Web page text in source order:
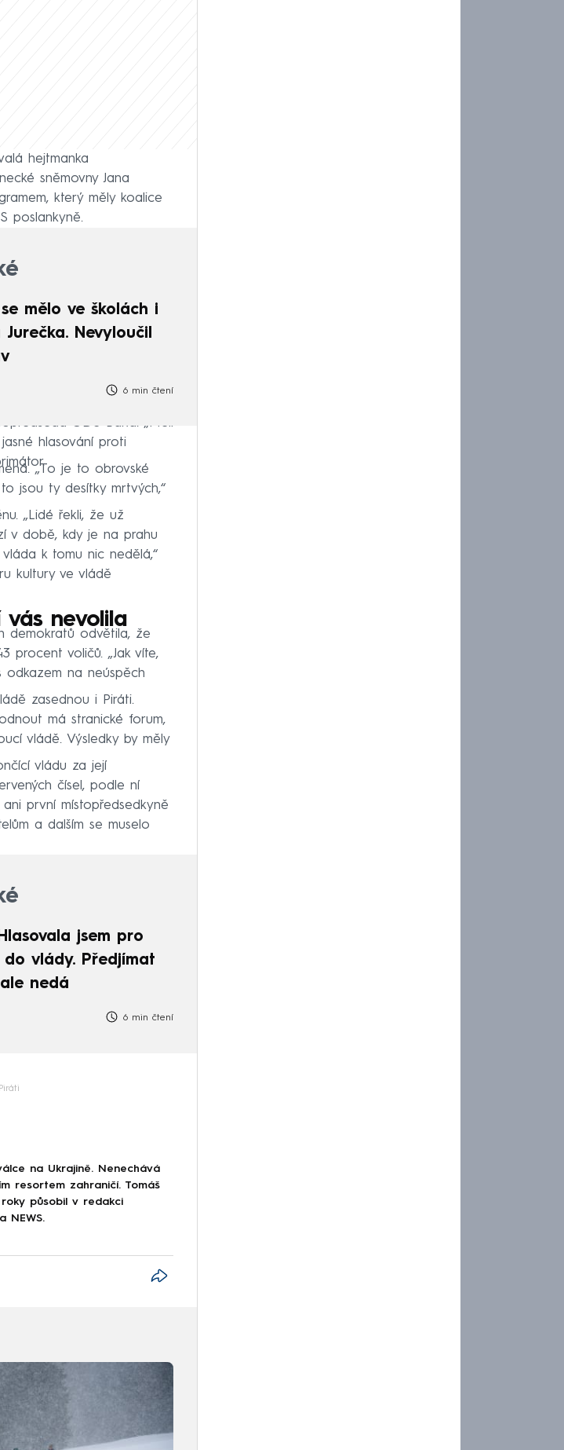
hejtmanka
sněmovny Jana
který měly koalice
poslankyně.
mělo ve školách i
Nevyloučil
6 min čtení
ODS Baxa. „Měli
hlasování proti
„To je to obrovské
jsou ty desítky mrtvých,“
„Lidé řekli, že už
v době, kdy je na prahu
k tomu nic nedělá,“
kultury ve vládě
vás nevolila
demokratů odvětila, že
procent voličů. „Jak víte,
odkazem na neúspěch
zasednou i Piráti.
má stranické forum,
vládě. Výsledky by měly
vládu za její
čísel, podle ní
první místopředsedkyně
a dalším se muselo
jsem pro
vlády. Předjímat
nedá
6 min čtení
Piráti
na Ukrajině. Nenechává
resortem zahraničí. Tomáš
působil v redakci
NEWS.